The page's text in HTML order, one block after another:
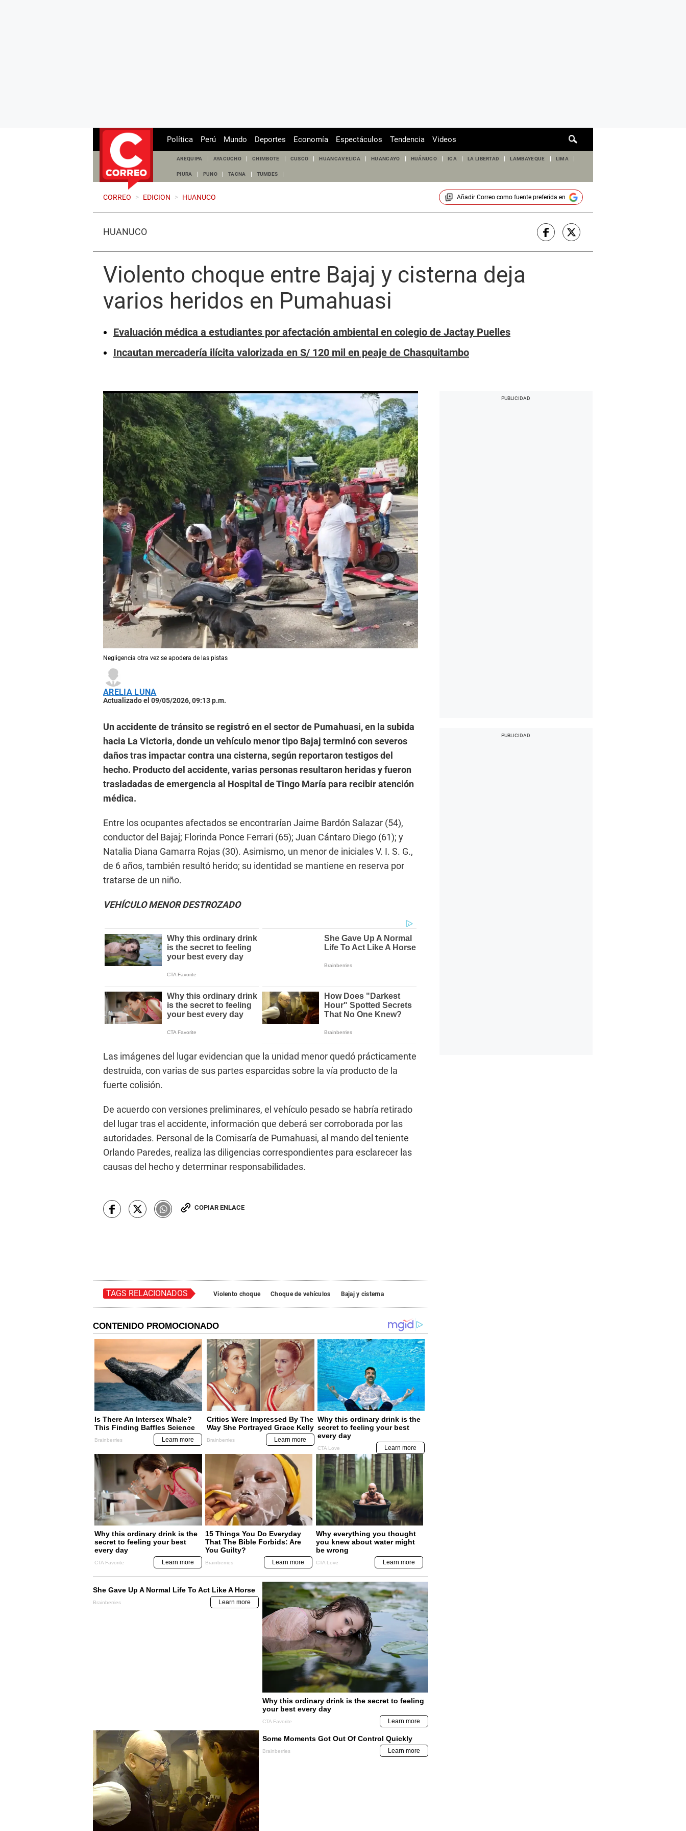
de
Política Perú Mundo Deportes Economía Espectáculos Tendencia Videos
AREQUIPA AYACUCHO CHIMBOTE CUSCO HUANCAVELICA HUANCAYO HUÁNUCO ICA LA LIBERTAD LAMBAYEQUE LIMA
PIURA PUNO TACNA TUMBES
CORREO > EDICION > HUANUCO Añadir Correocomo fuente preferida en
HUÁNUCO
Violento choque entre Bajaj y cisterna deja
varios heridos en Pumahuasi
Evaluación médica a estudiantes por afectación ambiental en colegio de Jactay Puelles
Incautan mercadería ilícita valorizada en S/ 120 mil en peaje de Chasquitambo
Negligencia otra vez se apodera de las pistas
ARELIA LUNA
Actualizado el 09/05/2026, 09:13 p.m.
Un accidente de tránsito se registró en el sector de Pumahuasi, en la subida
hacia La Victoria, donde un vehículo menor tipo Bajaj terminó con severos
daños tras impactar contra una cisterna, según reportaron testigos del
hecho. Producto del accidente, varias personas resultaron heridas y fueron
trasladadas de emergencia al Hospital de Tingo María para recibir atención
médica.
Entre los ocupantes afectados se encontrarían Jaime Bardón Salazar (54),
conductor del Bajaj; Florinda Ponce Ferrari (65); Juan Cántaro Diego (61); y
Natalia Diana Gamarra Rojas (30). Asimismo, un menor de iniciales V. I. S. G.,
de 6 años, también resultó herido; su identidad se mantiene en reserva por
tratarse de un niño.
VEHÍCULO MENOR DESTROZADO
Las imágenes del lugar evidencian que la unidad menor quedó prácticamente
destruida, con varias de sus partes esparcidas sobre la vía producto de la
fuerte colisión.
De acuerdo con versiones preliminares, el vehículo pesado se habría retirado
del lugar tras el accidente, información que deberá ser corroborada por las
autoridades. Personal de la Comisaría de Pumahuasi, al mando del teniente
Orlando Paredes, realiza las diligencias correspondientes para esclarecer las
causas del hecho y determinar responsabilidades.
COPIAR ENLACE
TAGS RELACIONADOS Violento choque Choque de vehículos Bajaj y cisterna